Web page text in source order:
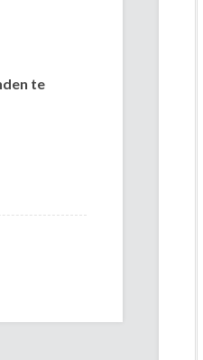
te